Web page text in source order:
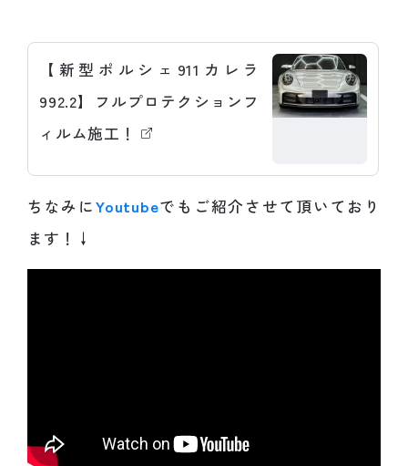
【新型ポルシェ911カレラ
992.2】フルプロテクションフ
ィルム施工！
ちなみにYoutubeでもご紹介させて頂いており
ます！↓